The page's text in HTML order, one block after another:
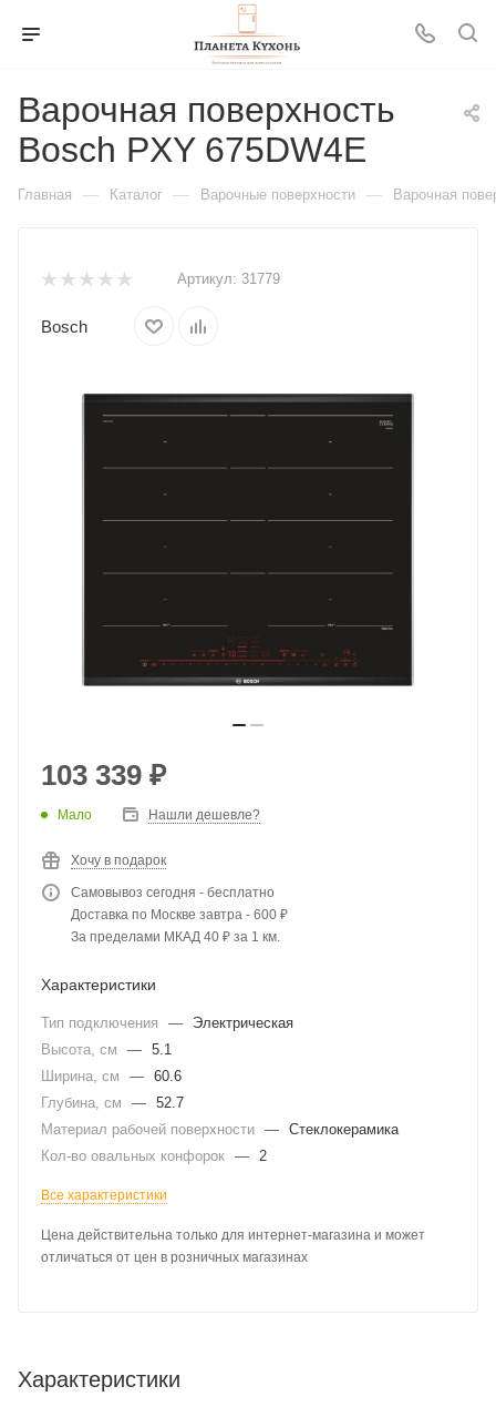
Варочная поверхность
Bosch PXY 675DW4E
Главная — Каталог — Варочные поверхности — Варочная
Артикул: 31779
Bosch
103 339 ₽
Мало Нашли дешевле?
Хочу в подарок
Самовывоз сегодня - бесплатно
Доставка по Москве завтра - 600 ₽
За пределами МКАД 40 ₽ за 1 км.
Характеристики
Тип подключения —
Электрическая
Высота, см
— 5.1
Ширина, см
— 60.6
Глубина, см
— 52.7
Материал рабочей поверхности — Стеклокерамика
Кол-во овальных конфорок — 2
Все характеристики
Цена действительна только для интернет-магазина и может
отличаться от цен в розничных магазинах
Характеристики